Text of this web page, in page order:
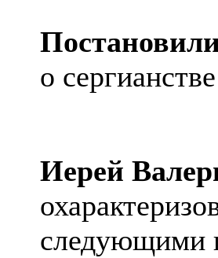
о сергианстве
Иерей
следующими